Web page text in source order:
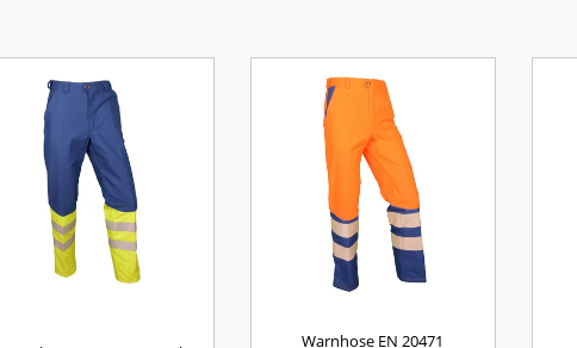
Warnhose EN 20471